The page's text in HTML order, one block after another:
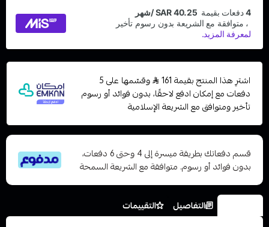
اشترِ هذا المنتج بقيمة 161
وقسّمها على 5
دفعات مع إمكان ادفع لاحقًا، بدون فوائد أو رسوم
تأخير ومتوافق مع الشريعة الإسلامية
قسم دفعاتك بطريقة ميسرة إلى 4 وحتى 6 دفعات،
بدون فوائد أو رسوم. متوافقة مع الشريعة السمحة
التفاصيل التقييمات